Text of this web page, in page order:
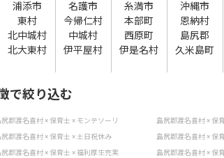
浦添市 名護市 糸満市 沖縄市
東村
今帰仁村 本部町 恩納村
北中城村
中城村 西原町 島尻郡
北大東村
伊平屋村 伊是名村 久米島町
で絞り込む
郡渡名喜村 × 保育士 × モンテソーリ 島尻郡渡名喜村 × 保
郡渡名喜村 × 保育士 × 土日祝休み 島尻郡渡名喜村 × 保
郡渡名喜村 × 保育士 × 福利厚生充実 島尻郡渡名喜村 × 保